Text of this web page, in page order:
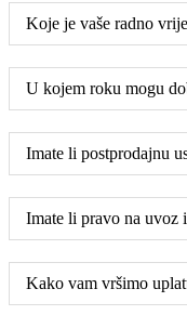
Koje je vaše radno
U kojem roku mogu
Imate li postprodajnu
Imate li pravo na uvoz
Kako vam vršimo